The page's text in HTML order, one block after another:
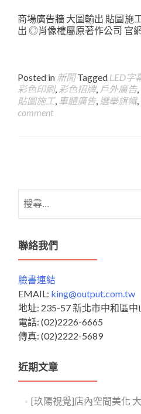
商場廣告牆 大圖輸出 貼圖施
出 ◎肖像權屬原著作公司 官
Posted in 新聞 Tagged LED字
彩色印刷, 彩色招牌, 戶外廣告,
貼圖施工, 車體廣告, 選舉旗幟,
comment
navigation
尋
鍵
字:
聯絡我們
臉書連結
EMAIL: king@output.com.tw
地址: 235-57 新北市中和區
電話: (02)2226-6665
傳真: (02)2222-5689
近期文章
[玖陽視覺]店內空間美化